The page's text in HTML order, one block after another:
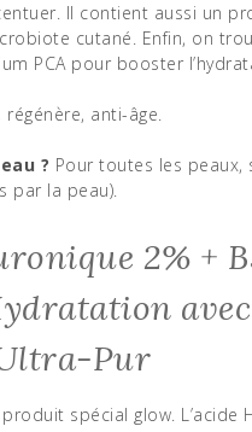
Il contient aussi un
cutané. Enfin, on
PCA pour booster
régénère, anti-âge.
? Pour toutes les
par la peau).
2% +
Pur
spécial glow.